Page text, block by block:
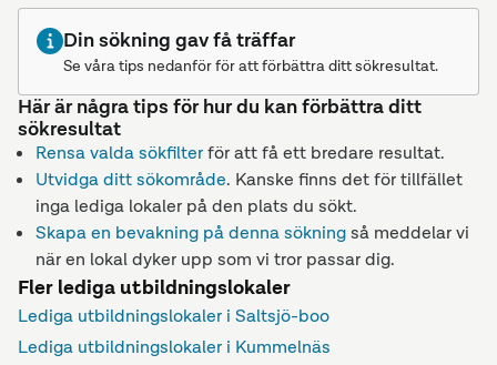
Din sökning gav få träffar
Se våra tips nedanför för att förbättra ditt sökresultat.
Här är några tips för hur du kan förbättra ditt
sökresultat
Rensa valda sökfilterför att få ett bredare resultat.
Utvidga ditt sökområde. Kanske finns det för tillfället
inga lediga lokaler på den plats du sökt.
Skapa en bevakning på denna sökningså meddelar vi
när en lokal dyker upp som vi tror passar dig.
Fler lediga utbildningslokaler
Lediga utbildningslokaler i Saltsjö-boo
Lediga utbildningslokaler i Kummelnäs